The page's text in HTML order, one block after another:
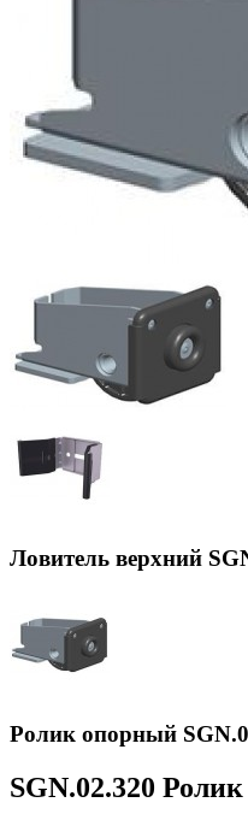
Ловитель верхний
Ролик опорный
SGN.02.320